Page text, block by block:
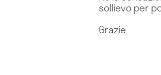
sollievo per
Grazie